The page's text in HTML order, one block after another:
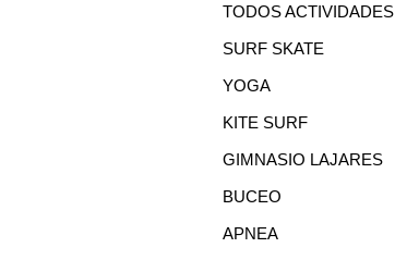
TODOS ACTIVIDADES
SURF SKATE
YOGA
KITE SURF
GIMNASIO LAJARES
BUCEO
APNEA